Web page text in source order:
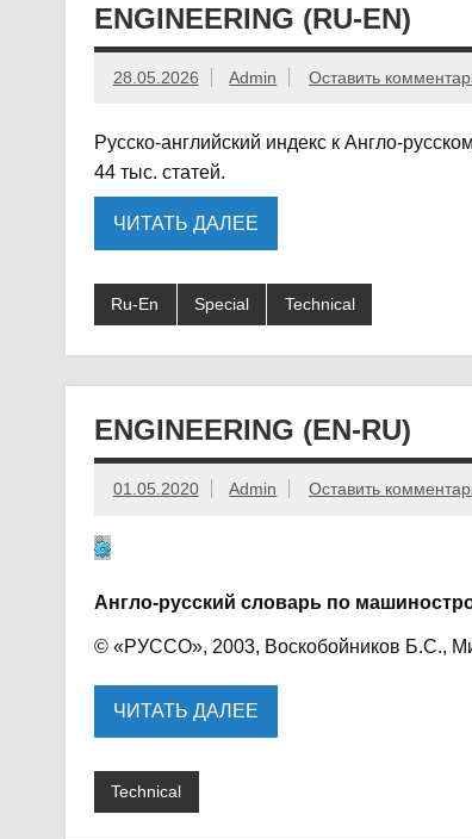
ENGINEERING (RU-EN)
28.05.2026 Admin Оставить
Русско-английский индекс к Англо-
44 тыс. статей.
ЧИТАТЬ ДАЛЕЕ
Ru-En Special Technical
ENGINEERING (EN-RU)
01.05.2020 Admin Оставить
Англо-русский словарь по
© «РУССО», 2003, Воскобойников Б.С.,
ЧИТАТЬ ДАЛЕЕ
Technical